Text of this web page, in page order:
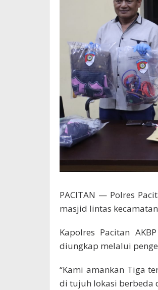
PACITAN — Polres
masjid lintas
Kapolres Pacitan
diungkap melalui
“Kami amankan Tiga
di tujuh lokasi berbeda